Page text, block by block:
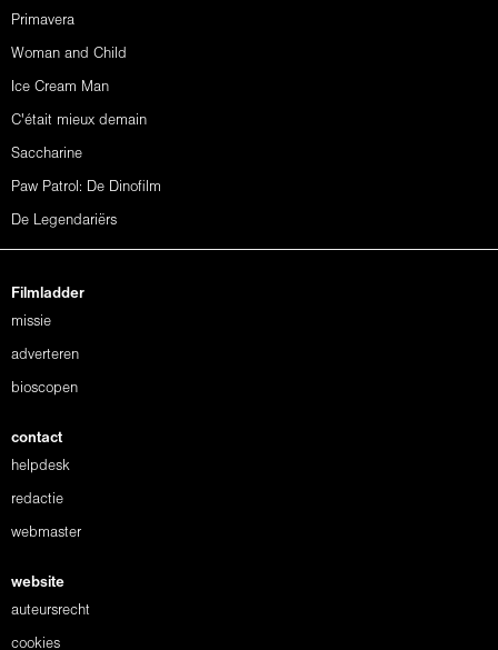
Primavera
Woman and Child
Ice Cream Man
C'était mieux demain
Saccharine
Paw Patrol: De Dinofilm
De Legendariërs
Filmladder
missie
adverteren
bioscopen
contact
helpdesk
redactie
webmaster
website
auteursrecht
cookies